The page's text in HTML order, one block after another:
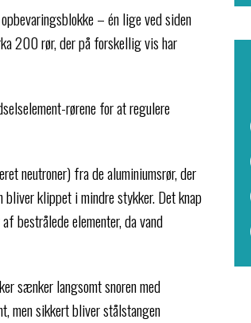
– én lige ved siden
200 rør, der på forskellig vis har
rørene for at regulere
neutroner) fra de aluminiumsrør, der
klippet i mindre stykker. Det knap
bestrålede elementer, da vand
sænker langsomt snoren med
men sikkert bliver stålstangen